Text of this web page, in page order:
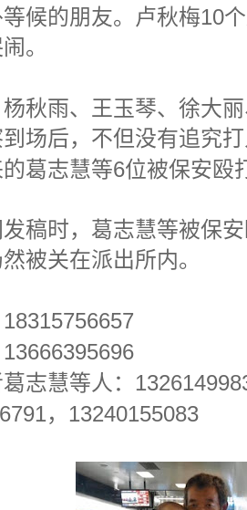
候的朋友。卢秋梅10
。
秋雨、王玉琴、徐大
场后，不但没有追究
葛志慧等6位被保安殴
稿时，葛志慧等被保
被关在派出所内。
18315756657
13666395696
志慧等人：
， 13240155083